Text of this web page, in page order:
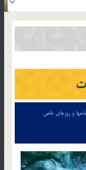
ماهها و روزهای خاص